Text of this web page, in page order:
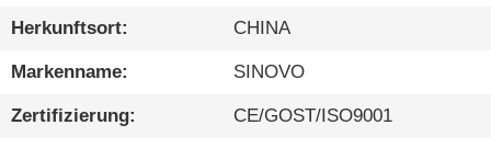
VR
SHOW
Herkunftsort: CHINA
Markenname: SINOVO
Zertifizierung: CE/GOST/ISO9001